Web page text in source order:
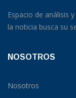
Espacio de análisis
la noticia busca su
NOSOTROS
Nosotros